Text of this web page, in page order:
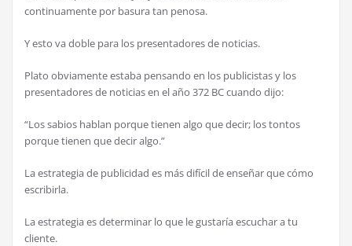
continuamente por basura tan penosa.
Y esto va doble para los presentadores de noticias.
Plato obviamente estaba pensando en los publicistas y los
presentadores de noticias en el año 372 BC cuando dijo:
“Los sabios hablan porque tienen algo que decir; los tontos
porque tienen que decir algo.”
La estrategia de publicidad es más difícil de enseñar que cómo
escribirla.
La estrategia es determinar lo que le gustaría escuchar a tu
cliente.